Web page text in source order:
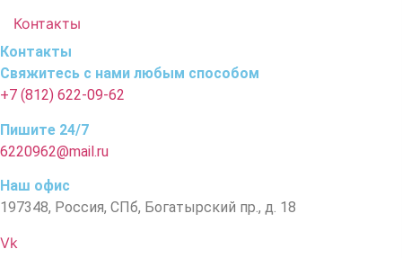
Контакты
Контакты
Свяжитесь с нами любым способом
+7 (812) 622-09-62
Пишите 24/7
6220962@mail.ru
Наш офис
197348, Россия, СПб, Богатырский пр., д. 18
Vk